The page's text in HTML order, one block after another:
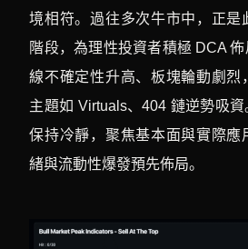
境相符。過往多次牛市中，正是
階段，為理性投資者積極 DCA
線不確定性升高、板塊輪動劇烈
主題如 Virtuals、404 鏈逆勢吸
保持冷靜，聚焦基本面與實際應
緒與流動性爆發預先佈局。